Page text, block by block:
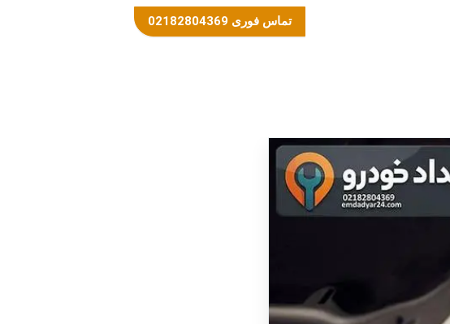
تماس فوری 02182804369